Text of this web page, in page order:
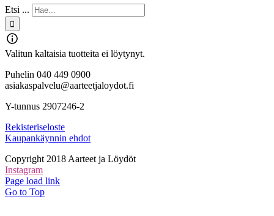
Etsi ...
Valitun kaltaisia tuotteita ei löytynyt.
Puhelin 040 449 0900
asiakaspalvelu@aarteetjaloydot.fi
Y-tunnus 2907246-2
Rekisteriseloste
Kaupankäynnin ehdot
Copyright 2018 Aarteet ja Löydöt
Instagram
Page load link
Go to Top